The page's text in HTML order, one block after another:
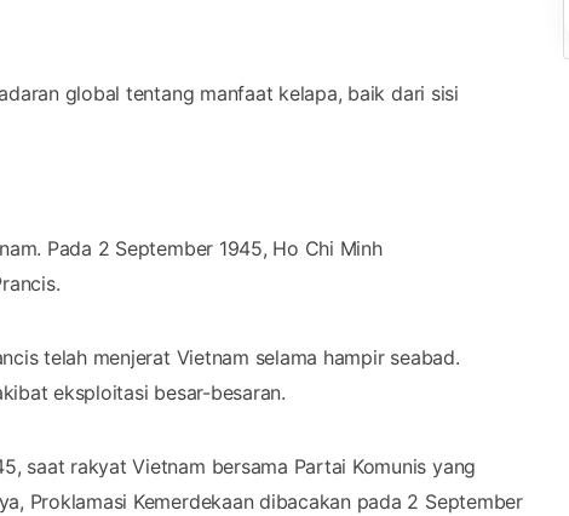
global tentang manfaat kelapa, baik dari sisi
Pada 2 September 1945, Ho Chi Minh
telah menjerat Vietnam selama hampir seabad.
eksploitasi besar-besaran.
saat rakyat Vietnam bersama Partai Komunis yang
Proklamasi Kemerdekaan dibacakan pada 2 September